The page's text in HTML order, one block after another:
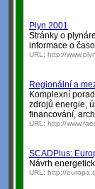
Plyn 2001
Stránky o
informace o
URL: http://
Regionální a
Komplexní
zdrojů energie,
financování,
URL: http://
SCADPlus:
Návrh
URL: http://